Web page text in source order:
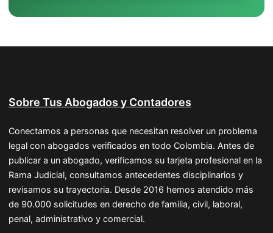
Sobre Tus Abogados y Contadores
Conectamos a personas que necesitan resolver un problema
legal con abogados verificados en todo Colombia. Antes de
publicar a un abogado, verificamos su tarjeta profesional en la
Rama Judicial, consultamos antecedentes disciplinarios y
revisamos su trayectoria. Desde 2016 hemos atendido más
de 90.000 solicitudes en derecho de familia, civil, laboral,
penal, administrativo y comercial.